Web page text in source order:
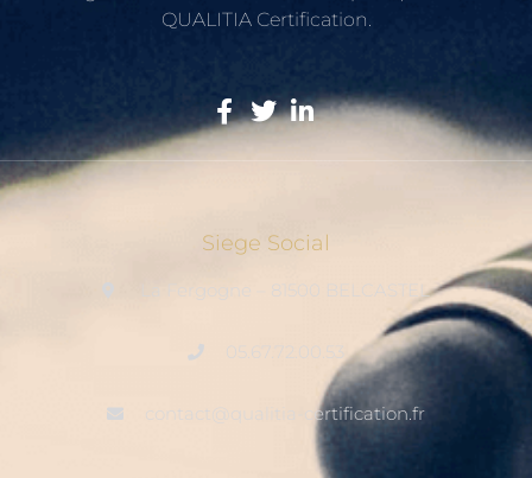
QUALITIA Certification.
Siege Social
La Fergogne – 81500 BELCASTEL
05.67.72.00.53
contact@qualitia-certification.fr